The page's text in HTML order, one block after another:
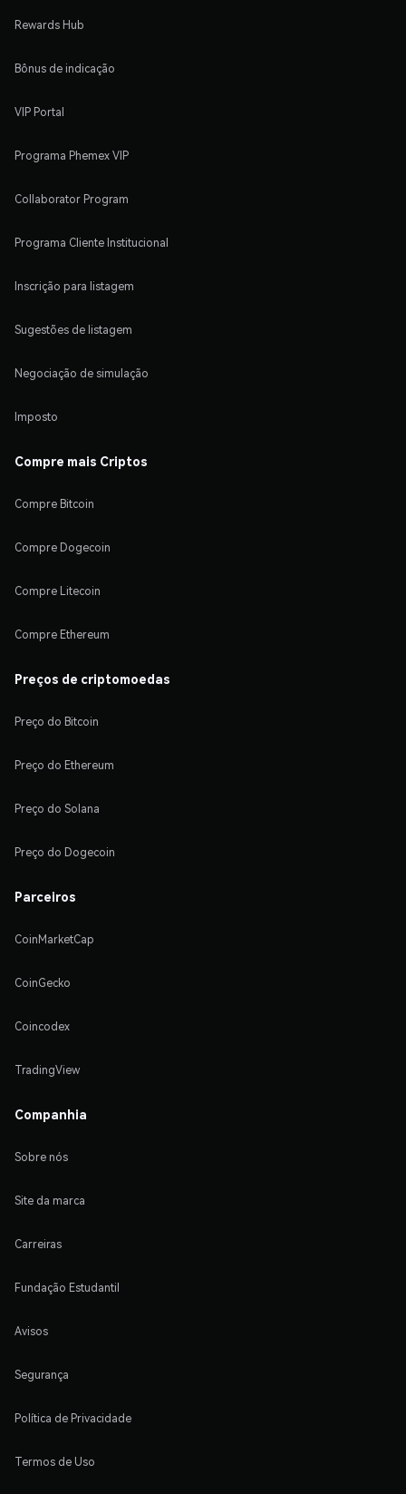
Rewards Hub
Bônus de indicação
VIP Portal
Programa Phemex VIP
Collaborator Program
Programa Cliente Institucional
Inscrição para listagem
Sugestões de listagem
Negociação de simulação
Imposto
Compre mais Criptos
Compre Bitcoin
Compre Dogecoin
Compre Litecoin
Compre Ethereum
Preços de criptomoedas
Preço do Bitcoin
Preço do Ethereum
Preço do Solana
Preço do Dogecoin
Parceiros
CoinMarketCap
CoinGecko
Coincodex
TradingView
Companhia
Sobre nós
Site da marca
Carreiras
Fundação Estudantil
Avisos
Segurança
Política de Privacidade
Termos de Uso